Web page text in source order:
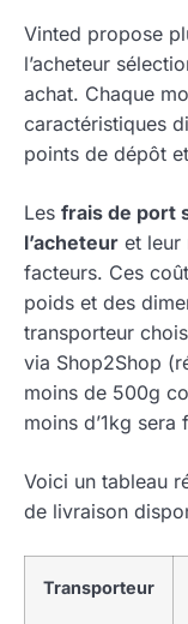
Vinted propose
l’acheteur
achat. Chaque
caractéristiques
points de dépôt
Les frais de port
l’acheteur et leur
facteurs. Ces
poids et des
transporteur
via Shop2Shop
moins de 500g
moins d’1kg
Voici un tableau
de livraison
Transporteur